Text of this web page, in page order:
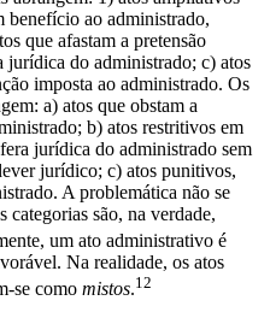
benefício ao administrado,
que afastam a pretensão
jurídica do administrado; c) atos
imposta ao administrado. Os
a) atos que obstam a
b) atos restritivos em
jurídica do administrado sem
jurídico; c) atos punitivos,
A problemática não se
categorias são, na verdade,
um ato administrativo é
Na realidade, os atos
se como mistos.12